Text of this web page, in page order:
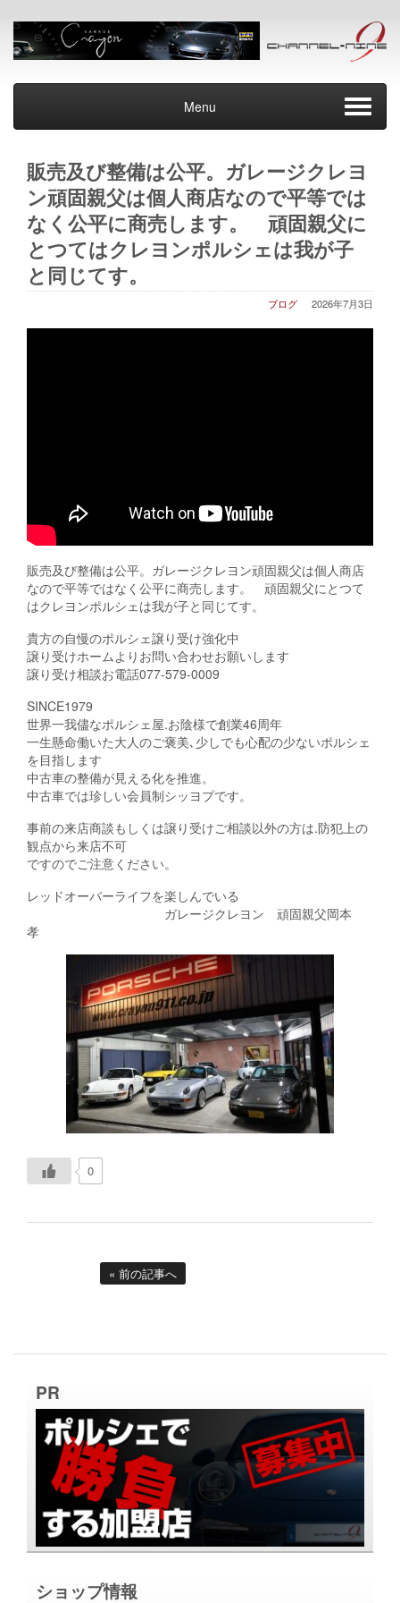
Menu
販売及び整備は公平。ガレージクレヨ
ン頑固親父は個人商店なので平等では
なく公平に商売します。 頑固親父に
とつてはクレヨンポルシェは我が子
と同じてす。
2026年7月3日
ブログ
販売及び整備は公平。ガレージクレヨン頑固親父は個人商店
なので平等ではなく公平に商売します。 頑固親父にとつて
はクレヨンポルシェは我が子と同じてす。
貴方の自慢のポルシェ譲り受け強化中
譲り受けホームよりお問い合わせお願いします
譲り受け相談お電話077-579-0009
SINCE1979
世界一我儘なポルシェ屋.お陰様で創業46周年
一生懸命働いた大人のご褒美､少しでも心配の少ないポルシェ
を目指します
中古車の整備が見える化を推進。
中古車では珍しい会員制シッヨプです。
事前の来店商談もしくは譲り受けご相談以外の方は.防犯上の
観点から来店不可
ですのでご注意ください。
レッドオーバーライフを楽しんでいる
ガレージクレヨン 頑固親父岡本
孝
0
« 前の記事へ
PR
ショップ情報